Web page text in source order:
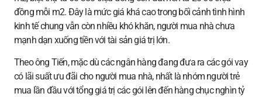
đồng mỗi m2. Đây là mức giá khá cao trong bối cảnh tình hình
kinh tế chung vẫn còn nhiều khó khăn, người mua nhà chưa
mạnh dạn xuống tiền với tài sản giá trị lớn.
Theo ông Tiến, mặc dù các ngân hàng đang đưa ra các gói vay
có lãi suất ưu đãi cho người mua nhà, nhất là nhóm người trẻ
mua lần đầu với tổng giá trị các gói lên đến hàng chục nghìn tỷ